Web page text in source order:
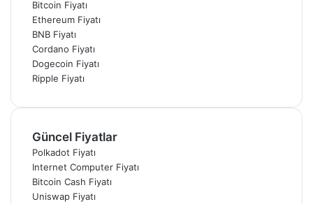
Bitcoin Fiyatı
Ethereum Fiyatı
BNB Fiyatı
Cordano Fiyatı
Dogecoin Fiyatı
Ripple Fiyatı
Güncel Fiyatlar
Polkadot Fiyatı
Internet Computer Fiyatı
Bitcoin Cash Fiyatı
Uniswap Fiyatı